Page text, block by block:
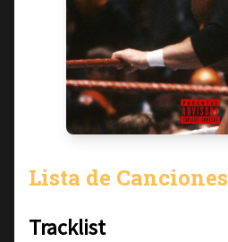
Lista de Canciones
Tracklist